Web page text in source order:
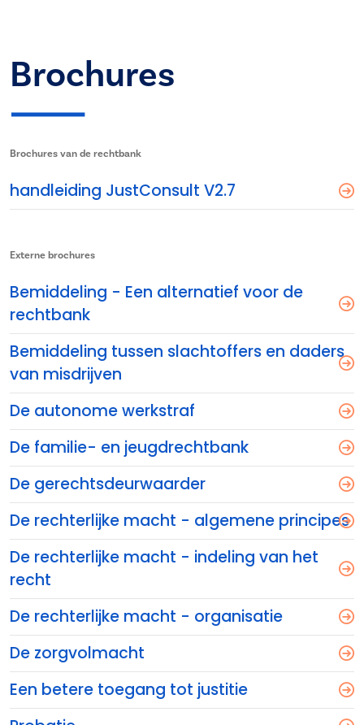
Brochures
Brochures van de rechtbank
handleiding JustConsult V2.7
Externe brochures
Bemiddeling - Een alternatief voor de
rechtbank
Bemiddeling tussen slachtoffers en daders
van misdrijven
De autonome werkstraf
De familie- en jeugdrechtbank
De gerechtsdeurwaarder
De rechterlijke macht - algemene principes
De rechterlijke macht - indeling van het
recht
De rechterlijke macht - organisatie
De zorgvolmacht
Een betere toegang tot justitie